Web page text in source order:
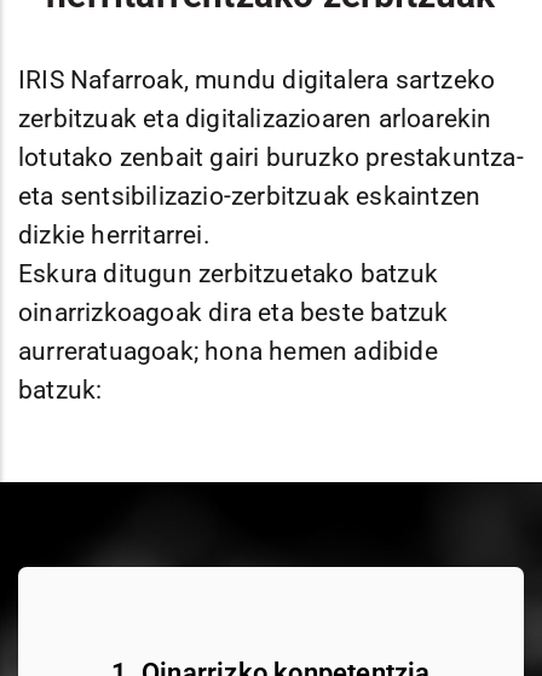
IRIS Nafarroak, mundu digitalera sartzeko
zerbitzuak eta digitalizazioaren arloarekin
lotutako zenbait gairi buruzko prestakuntza-
eta sentsibilizazio-zerbitzuak eskaintzen
dizkie herritarrei.
Eskura ditugun zerbitzuetako batzuk
oinarrizkoagoak dira eta beste batzuk
aurreratuagoak; hona hemen adibide
batzuk: